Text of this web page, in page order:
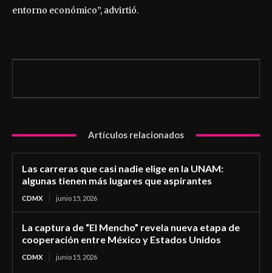
entorno económico”, advirtió.
Artículos relacionados
Las carreras que casi nadie elige en la UNAM:
algunas tienen más lugares que aspirantes
CDMX junio 15, 2026
La captura de “El Mencho” revela nueva etapa de
cooperación entre México y Estados Unidos
CDMX junio 15, 2026